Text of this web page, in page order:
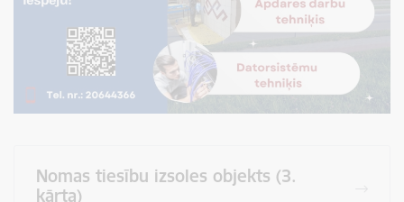
Nomas tiesību izsoles objekts (3.
kārta)